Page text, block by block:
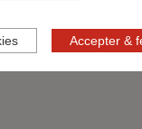
Accepter &